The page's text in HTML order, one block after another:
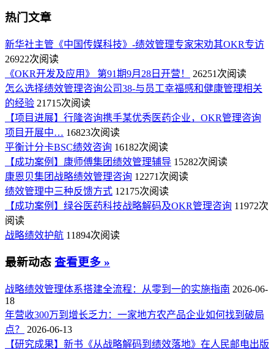
热门文章
新华社主管《中国传媒科技》-绩效管理专家宋劝其OKR专访
26922次阅读
《OKR开发及应用》 第91期9月28日开营！
26251次阅读
怎么选择绩效管理咨询公司38-与员工幸福感和健康管理相关
的经验 21715次阅读
【项目进展】行隆咨询携手某优秀医药企业，OKR管理咨询
项目开展中… 16823次阅读
平衡计分卡BSC绩效咨询 16182次阅读
【成功案例】康师傅集团绩效管理辅导 15282次阅读
康恩贝集团战略绩效管理咨询 12271次阅读
绩效管理中三种反馈方式 12175次阅读
【成功案例】绿谷医药科技战略解码及OKR管理咨询 11972次
阅读
战略绩效护航 11894次阅读
最新动态 查看更多 »
战略绩效管理体系搭建全流程：从零到一的实施指南 2026-06-
18
年营收300万到增长乏力：一家地方农产品企业如何找到破局
点？
2026-06-13
【研究成果】新书《从战略解码到绩效落地》在人民邮电出版